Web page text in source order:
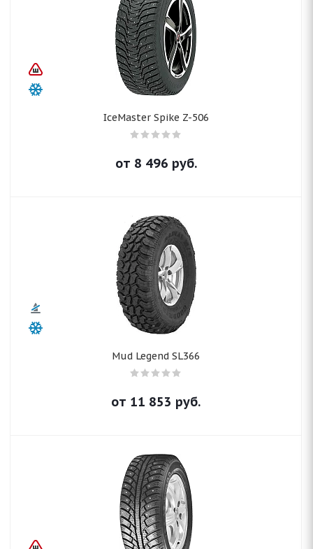
IceMaster Spike Z-506
от 8 496 руб.
Mud Legend SL366
от 11 853 руб.